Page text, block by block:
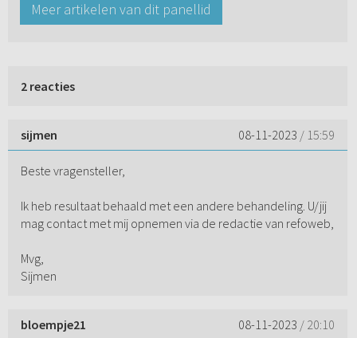
Meer artikelen van dit panellid
2 reacties
sijmen 08-11-2023 / 15:59
Beste vragensteller,
Ik heb resultaat behaald met een andere behandeling. U/jij
mag contact met mij opnemen via de redactie van refoweb,
Mvg,
Sijmen
bloempje21 08-11-2023 / 20:10